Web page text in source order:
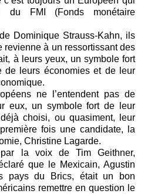
du FMI (Fonds monétaire
Dominique Strauss-Kahn, ils
revienne à un ressortissant des
à leurs yeux, un symbole fort
de leurs économies et de leur
ne l’entendent pas de
eux, un symbole fort de leur
choisi, ou quasiment, leur
fois une candidate, la
Christine Lagarde.
la voix de Tim Geithner,
que le Mexicain, Agustin
pays du Brics, était un bon
remettre en question le